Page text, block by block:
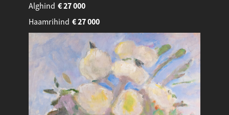
Alghind
27 000
€
Haamrihind
27 000
€